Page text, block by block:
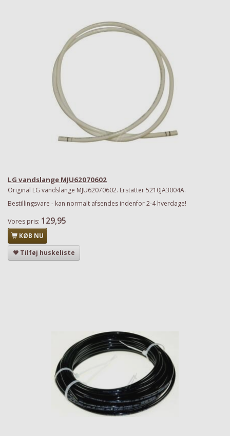
LG vandslange MJU62070602
Original LG vandslange MJU62070602. Erstatter 5210JA3004A.
Bestillingsvare - kan normalt afsendes indenfor 2-4 hverdage!
Vores pris: 129,95
KØB NU
Tilføj huskeliste